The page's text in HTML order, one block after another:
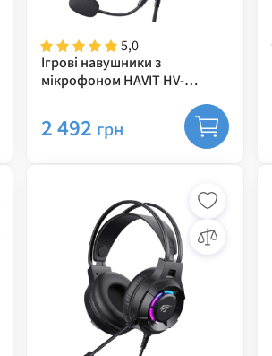
5,0
Ігрові навушники з
мікрофоном HAVIT HV-
2 492 грн